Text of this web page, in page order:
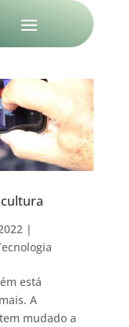
|
está
A
mudado a